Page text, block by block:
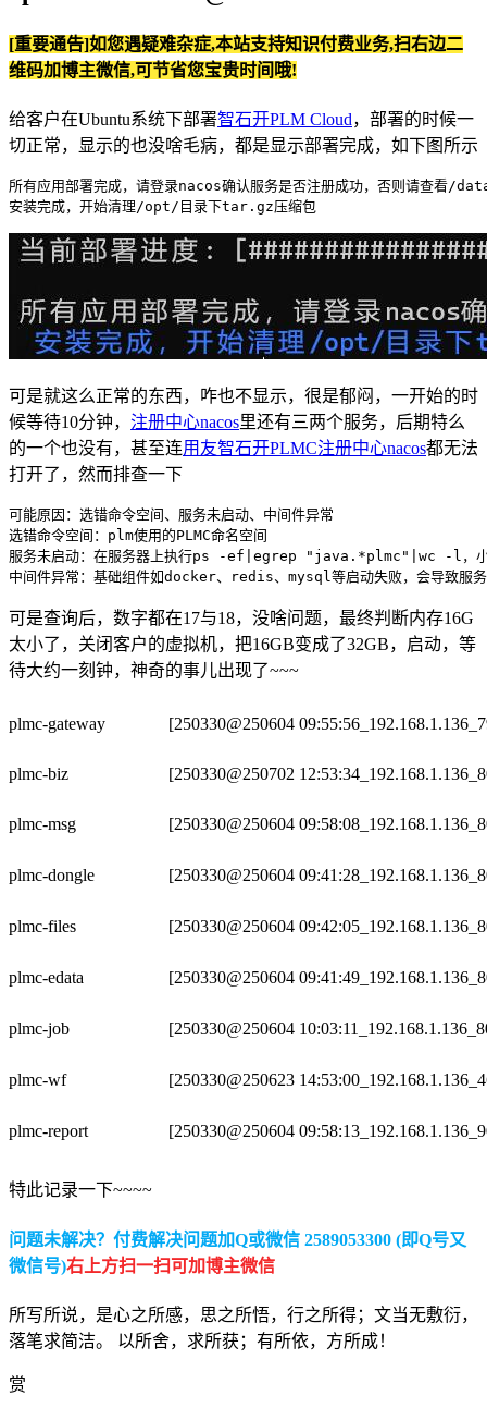
[重要通告]如您遇疑难杂症,本站支持知识付费业务,扫右边二
维码加博主微信,可节省您宝贵时间哦!
给客户在Ubuntu系统下部署智石开PLM Cloud，部署的时候一
切正常，显示的也没啥毛病，都是显示部署完成，如下图所示
所有应用部署完成，请登录nacos确认服务是否注册成功，否则请查看/
安装完成，开始清理/opt/目录下tar.gz压缩包
可是就这么正常的东西，咋也不显示，很是郁闷，一开始的时
候等待10分钟， 注册中心nacos里还有三两个服务，后期特么
的一个也没有，甚至连用友智石开PLMC注册中心nacos都无法
打开了，然而排查一下
可能原因：选错命令空间、服务未启动、中间件异常
选错命令空间：plm使用的PLMC命名空间
服务未启动：在服务器上执行ps -ef|egrep "java.*plmc"|wc -l，小
中间件异常：基础组件如docker、redis、mysql等启动失败，会导致服
可是查询后，数字都在17与18，没啥问题，最终判断内存16G
太小了，关闭客户的虚拟机，把16GB变成了32GB，启动，等
待大约一刻钟，神奇的事儿出现了~~~
plmc-gateway [250330@250604
plmc-biz [250330@250702
plmc-msg [250330@250604
plmc-dongle [250330@250604
plmc-files [250330@250604
plmc-edata [250330@250604
plmc-job [250330@250604
plmc-wf [250330@250623
plmc-report [250330@250604
特此记录一下~~~~
问题未解决？付费解决问题加Q或微信 2589053300 (即Q号又
微信号)右上方扫一扫可加博主微信
所写所说，是心之所感，思之所悟，行之所得；文当无敷衍，
落笔求简洁。 以所舍，求所获；有所依，方所成！
赏